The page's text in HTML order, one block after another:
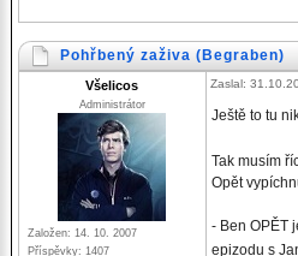
Pohřbený zaživa (Begraben)
Všelicos
Administrátor
Založen: 14. 10. 2007
Příspěvky: 1407
Zaslal:
Ještě to tu
Tak musím
Opět
- Ben OPĚT
epizodu s